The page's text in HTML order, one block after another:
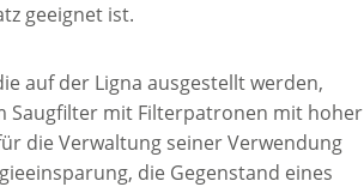
geeignet ist.
auf der Ligna ausgestellt werden,
Saugfilter mit Filterpatronen mit hoher
die Verwaltung seiner Verwendung
die Gegenstand eines